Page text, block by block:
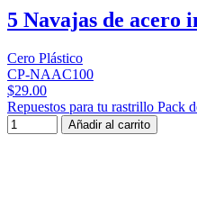
5 Navajas de
Cero Plástico
CP-NAAC100
$29.00
Repuestos para tu rastrillo Pack
Añadir al carrito